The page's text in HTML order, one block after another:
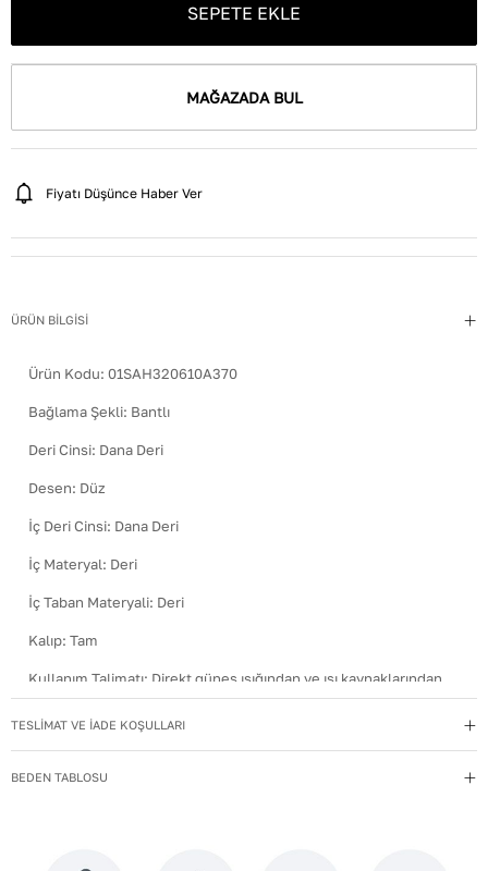
SEPETE EKLE
MAĞAZADA BUL
Fiyatı Düşünce Haber Ver
ÜRÜN BİLGİSİ
Ürün Kodu: 01SAH320610A370
Bağlama Şekli: Bantlı
Deri Cinsi: Dana Deri
Desen: Düz
İç Deri Cinsi: Dana Deri
İç Materyal: Deri
İç Taban Materyali: Deri
Kalıp: Tam
Kullanım Talimatı: Direkt güneş ışığından ve ısı kaynaklarından
uzak tutun.
Hakiki Deri
Menşei:Türkiye
TESLİMAT VE İADE KOŞULLARI
BEDEN TABLOSU